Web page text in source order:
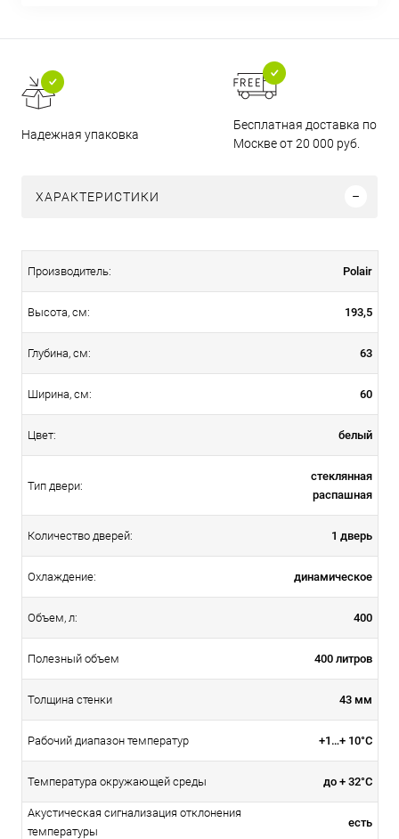
Надежная упаковка
Бесплатная доставка по
Москве от 20 000 руб.
ХАРАКТЕРИСТИКИ
Производитель: Polair
Высота, см: 193,5
Глубина, см: 63
Ширина, см: 60
Цвет: белый
Тип двери:
стеклянная
распашная
Количество дверей: 1 дверь
Охлаждение: динамическое
Объем, л: 400
Полезный объем 400 литров
Толщина стенки 43 мм
Рабочий диапазон температур +1…+ 10°С
Температура окружающей среды до + 32°С
Акустическая сигнализация отклонения
температуры
есть